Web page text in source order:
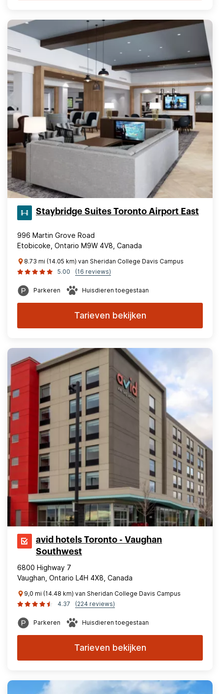
Staybridge Suites Toronto Airport East
996 Martin Grove Road
Etobicoke, Ontario M9W 4V8, Canada
8.73 mi (14.05 km) van Sheridan College Davis Campus
5.00
(16 reviews)
Parkeren Huisdieren toegestaan
Tarieven bekijken
avid hotels Toronto - Vaughan
Southwest
6800 Highway 7
Vaughan, Ontario L4H 4X8, Canada
9,0 mi (14.48 km) van Sheridan College Davis Campus
4.37
(224 reviews)
Parkeren Huisdieren toegestaan
Tarieven bekijken